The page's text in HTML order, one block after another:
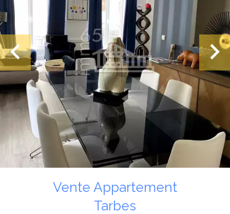
Vente Appartement
Tarbes